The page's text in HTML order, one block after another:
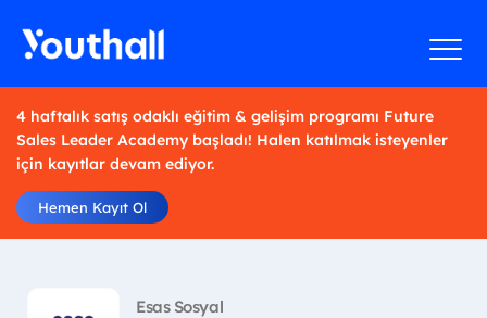
4 haftalık satış odaklı eğitim & gelişim programı Future
Sales Leader Academy başladı! Halen katılmak isteyenler
için kayıtlar devam ediyor.
Hemen Kayıt Ol
Esas Sosyal